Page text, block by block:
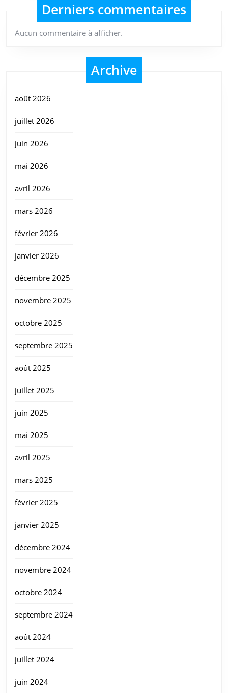
Derniers commentaires
Aucun commentaire à afficher.
Archive
août 2026
juillet 2026
juin 2026
mai 2026
avril 2026
mars 2026
février 2026
janvier 2026
décembre 2025
novembre 2025
octobre 2025
septembre 2025
août 2025
juillet 2025
juin 2025
mai 2025
avril 2025
mars 2025
février 2025
janvier 2025
décembre 2024
novembre 2024
octobre 2024
septembre 2024
août 2024
juillet 2024
juin 2024